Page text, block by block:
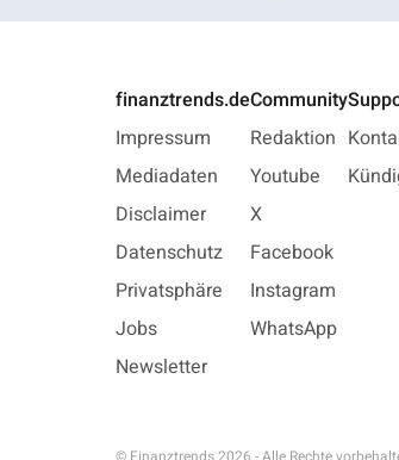
finanztrends.de
Impressum
Mediadaten
Disclaimer
Datenschutz
Privatsphäre
Jobs
Newsletter
Community
Redaktion
Youtube
X
Facebook
Instagram
WhatsApp